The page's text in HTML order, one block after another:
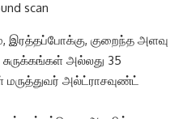
இரத்தப்போக்கு, குறைந்த அளவு
அல்லது 35
மருத்துவர் அல்ட்ராசவுண்ட்